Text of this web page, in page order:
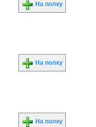
На полку
На полку
На полку